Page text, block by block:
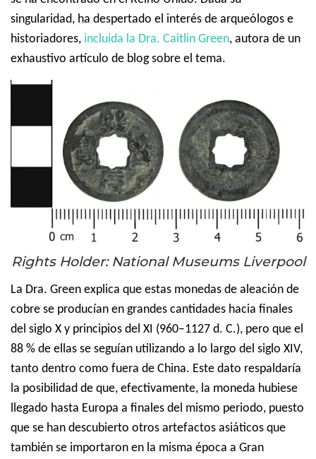
singularidad, ha despertado el interés de arqueólogos e
historiadores, incluida la Dra. Caitlin Green, autora de un
exhaustivo artículo de blog sobre el tema.
Rights Holder: National Museums Liverpool
La Dra. Green explica que estas monedas de aleación de
cobre se producían en grandes cantidades hacia finales
del siglo X y principios del XI (960–1127 d. C.), pero que el
88 % de ellas se seguían utilizando a lo largo del siglo XIV,
tanto dentro como fuera de China. Este dato respaldaría
la posibilidad de que, efectivamente, la moneda hubiese
llegado hasta Europa a finales del mismo periodo, puesto
que se han descubierto otros artefactos asiáticos que
también se importaron en la misma época a Gran